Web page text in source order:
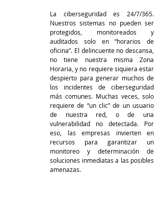
La ciberseguridad es 24/7/365.
Nuestros sistemas no pueden ser
protegidos, monitoreados y
auditados solo en “horarios de
oficina”. El delincuente no descansa,
no tiene nuestra misma Zona
Horaria, y no requiere siquiera estar
despierto para generar muchos de
los incidentes de ciberseguridad
más comunes. Muchas veces, solo
requiere de “un clic” de un usuario
de nuestra red, o de una
vulnerabilidad no detectada. Por
eso, las empresas invierten en
recursos para garantizar un
monitoreo y determinación de
soluciones inmediatas a las posibles
amenazas.